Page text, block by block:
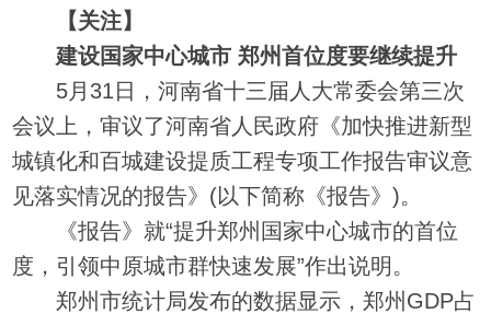
【关注】
建设国家中心城市 郑州首位度要继续提升
5月31日，河南省十三届人大常委会第三次
会议上，审议了河南省人民政府《加快推进新型
城镇化和百城建设提质工程专项工作报告审议意
见落实情况的报告》(以下简称《报告》)。
《报告》就“提升郑州国家中心城市的首位
度，引领中原城市群快速发展”作出说明。
郑州市统计局发布的数据显示，郑州GDP占